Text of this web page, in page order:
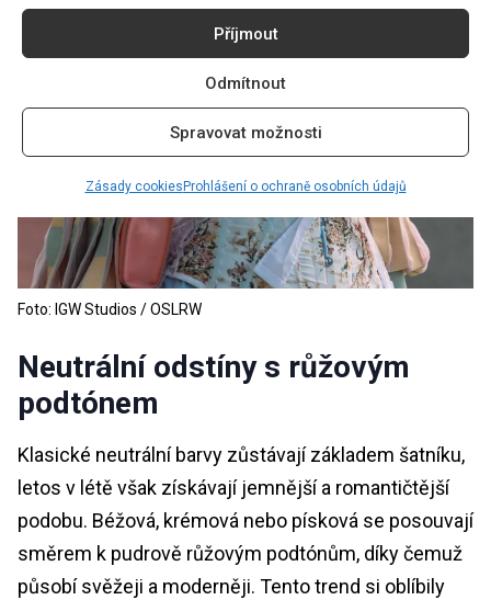
Příjmout
Odmítnout
Spravovat možnosti
Zásady cookiesProhlášení o ochraně osobních údajů
Foto: IGW Studios / OSLRW
Neutrální odstíny s růžovým
podtónem
Klasické neutrální barvy zůstávají základem šatníku,
letos v létě však získávají jemnější a romantičtější
podobu. Béžová, krémová nebo písková se posouvají
směrem k pudrově růžovým podtónům, díky čemuž
působí svěžeji a moderněji. Tento trend si oblíbily